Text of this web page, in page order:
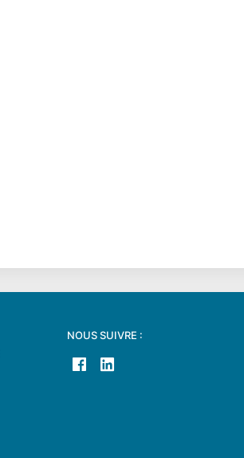
NOUS SUIVRE :